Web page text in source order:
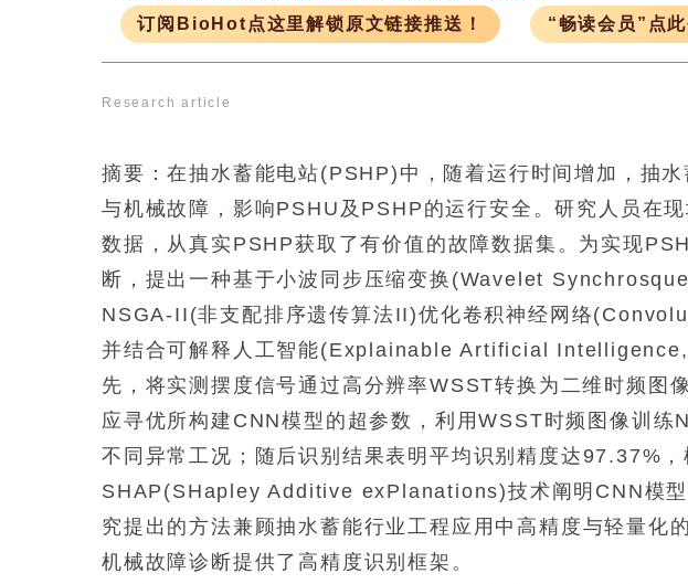
订阅BioHot点这里解锁原文链接推送！ “畅读会员”点
Research article
摘要：在抽水蓄能电站(PSHP)中，随着运行时间增加，抽
与机械故障，影响PSHU及PSHP的运行安全。研究人员在
数据，从真实PSHP获取了有价值的故障数据集。为实现
断，提出一种基于小波同步压缩变换(Wavelet
NSGA-II(非支配排序遗传算法II)优化卷积神经网络
并结合可解释人工智能(Explainable Artificial Intelligence,
先，将实测摆度信号通过高分辨率WSST转换为二维时频图
应寻优所构建CNN模型的超参数，利用WSST时频图像训
不同异常工况；随后识别结果表明平均识别精度达97.37%
SHAP(SHapley Additive exPlanations)技术阐明CNN模型
究提出的方法兼顾抽水蓄能行业工程应用中高精度与轻量化
机械故障诊断提供了高精度识别框架。